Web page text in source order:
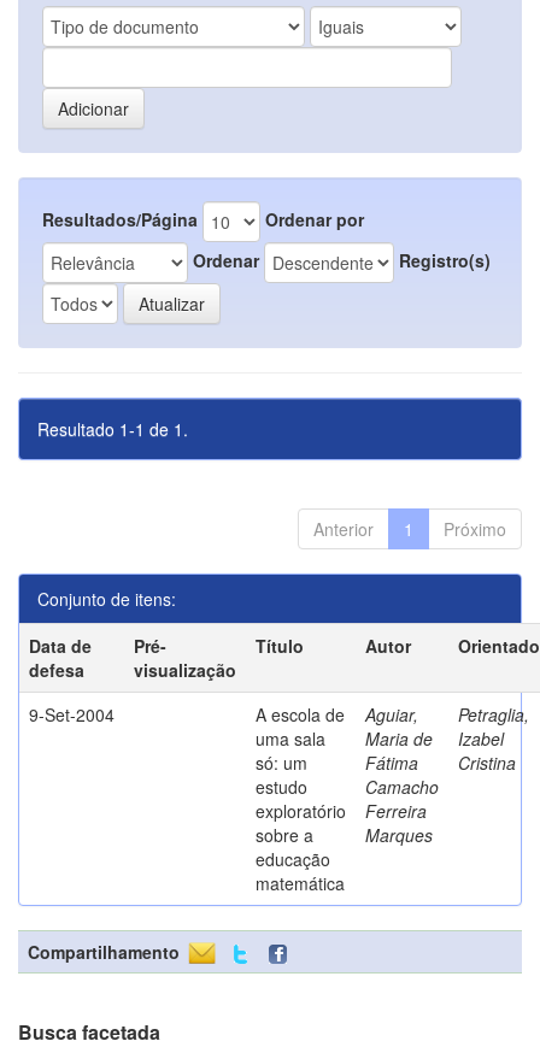
Resultados/Página
Ordenar por
Ordenar
Registro(s)
Resultado 1-1 de 1.
Anterior 1 Próximo
Conjunto de itens:
Data de
defesa
Pré-
visualização
Título Autor
9-Set-2004
A escola de
uma sala
só: um
estudo
exploratório
sobre a
educação
matemática
Aguiar,
Maria de
Fátima
Camacho
Ferreira
Marques
Petraglia,
Izabel
Cristina
Compartilhamento
Busca facetada